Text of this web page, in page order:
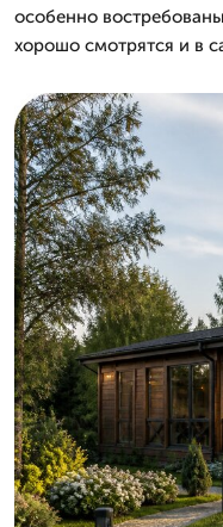
особенно
хорошо смотрятся и в